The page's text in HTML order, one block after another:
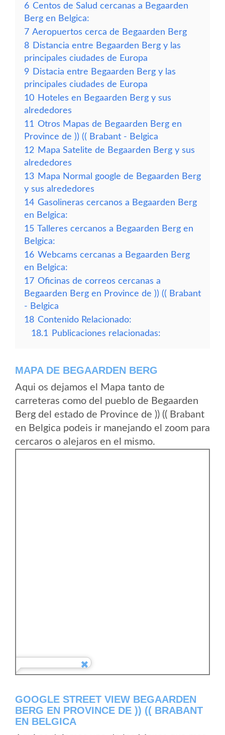
6 Centos de Salud cercanas a Begaarden
Berg en Belgica:
7 Aeropuertos cerca de Begaarden Berg
8 Distancia entre Begaarden Berg y las
principales ciudades de Europa
9 Distacia entre Begaarden Berg y las
principales ciudades de Europa
10 Hoteles en Begaarden Berg y sus
alrededores
11 Otros Mapas de Begaarden Berg en
Province de )) (( Brabant - Belgica
12 Mapa Satelite de Begaarden Berg y sus
alrededores
13 Mapa Normal google de Begaarden Berg
y sus alrededores
14 Gasolineras cercanos a Begaarden Berg
en Belgica:
15 Talleres cercanos a Begaarden Berg en
Belgica:
16 Webcams cercanas a Begaarden Berg
en Belgica:
17 Oficinas de correos cercanas a
Begaarden Berg en Province de )) (( Brabant
- Belgica
18 Contenido Relacionado:
18.1
Publicaciones relacionadas:
MAPA DE BEGAARDEN BERG
Aqui os dejamos el Mapa tanto de
carreteras como del pueblo de Begaarden
Berg del estado de Province de )) (( Brabant
en Belgica podeis ir manejando el zoom para
cercaros o alejaros en el mismo.
GOOGLE STREET VIEW BEGAARDEN
BERG EN PROVINCE DE )) (( BRABANT
EN BELGICA